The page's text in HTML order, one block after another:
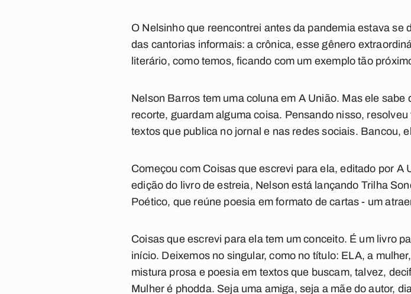
O Nelsinho que reencontrei antes da pandemia estava
das cantorias informais: a crônica, esse gênero
literário, como temos, ficando com um exemplo tão
Nelson Barros tem uma coluna em A União. Mas ele
recorte, guardam alguma coisa. Pensando nisso,
textos que publica no jornal e nas redes sociais. Bancou,
Começou com Coisas que escrevi para ela, editado por A
edição do livro de estreia, Nelson está lançando Trilha
Poético, que reúne poesia em formato de cartas - um
Coisas que escrevi para elatem um conceito. É um livro
início. Deixemos no singular, como no título: ELA, a
mistura prosa e poesia em textos que buscam, talvez,
Mulher é phodda. Seja uma amiga, seja a mãe do autor,